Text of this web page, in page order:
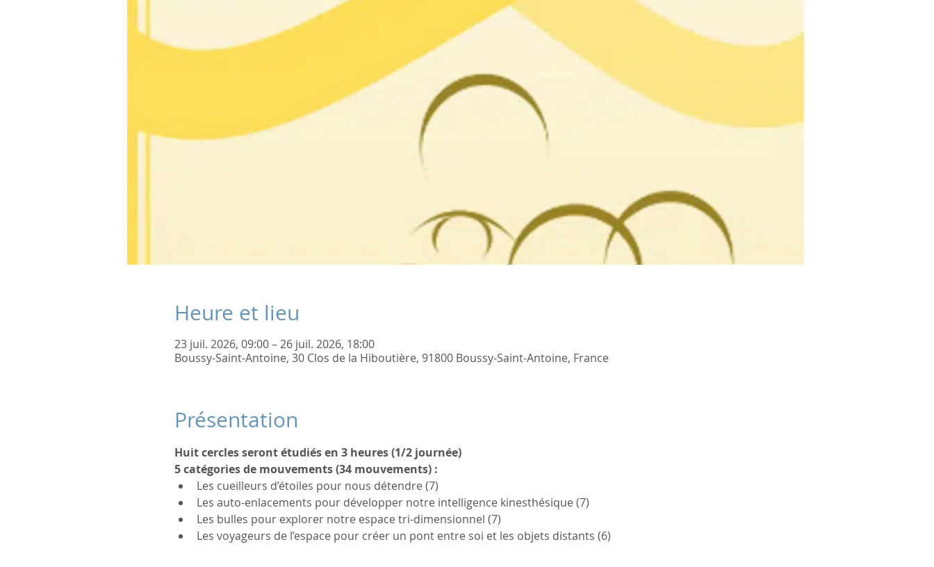
Heure et lieu
23 juil. 2026, 09:00 – 26 juil. 2026, 18:00
Boussy-Saint-Antoine, 30 Clos de la Hiboutière, 91800 Boussy-Saint-Antoine, France
Présentation
Huit cercles seront étudiés en 3 heures (1/2 journée)
5 catégories de mouvements (34 mouvements) :
Les cueilleurs d’étoiles pour nous détendre (7)
Les auto-enlacements pour développer notre intelligence kinesthésique (7)
Les bulles pour explorer notre espace tri-dimensionnel (7)
Les voyageurs de l’espace pour créer un pont entre soi et les objets distants (6)